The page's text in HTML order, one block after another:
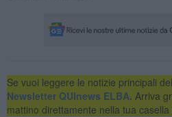
Se vuoi leggere le notizie principali
Newsletter QUInews ELBA. Arriva
mattino direttamente nella tua casella